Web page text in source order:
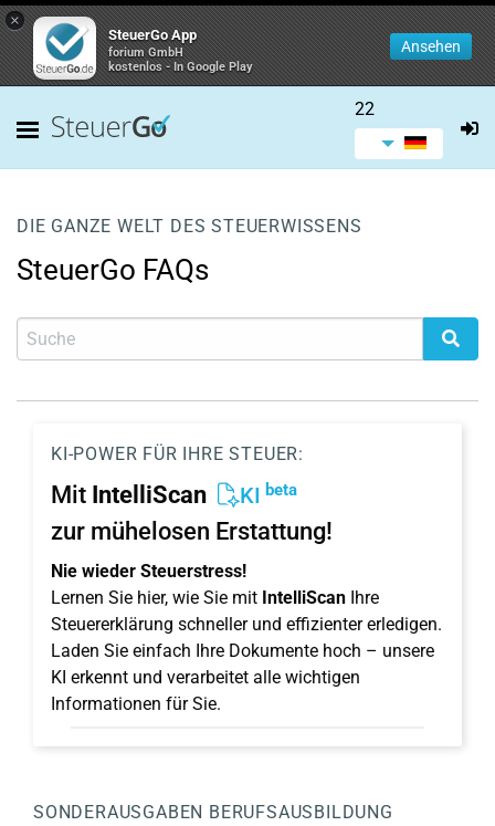
×
SteuerGo App
forium GmbH
kostenlos - In Google Play
Ansehen
22
DIE GANZE WELT DES STEUERWISSENS
SteuerGo FAQs
KI-POWER FÜR IHRE STEUER:
Mit IntelliScan KI beta
zur mühelosen Erstattung!
Nie wieder Steuerstress!
Lernen Sie hier, wie Sie mit IntelliScan Ihre
Steuererklärung schneller und effizienter erledigen.
Laden Sie einfach Ihre Dokumente hoch – unsere
KI erkennt und verarbeitet alle wichtigen
Informationen für Sie.
SONDERAUSGABEN BERUFSAUSBILDUNG